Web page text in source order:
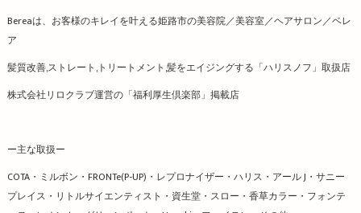
Bereaは、お客様のキレイを叶える姫路市の美容院／美容室／ヘアサロン／ベレ
ア
髪質改善,ストレート,トリートメント,髪をエイジングする「ハリスノフ」取扱店
株式会社リロクラブ運営の「福利厚生倶楽部」掲載店
ー主な取扱ー
COTA・ミルボン・FRONTe(P-UP)・レプロナイザー・ハリス・アール J・サニー
プレイス・リトルサイエンティスト・資生堂・スロー・香草カラー・フォンテ